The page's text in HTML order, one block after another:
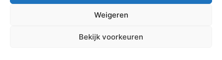
Weigeren
Bekijk voorkeuren
doorAstra WordPress thema